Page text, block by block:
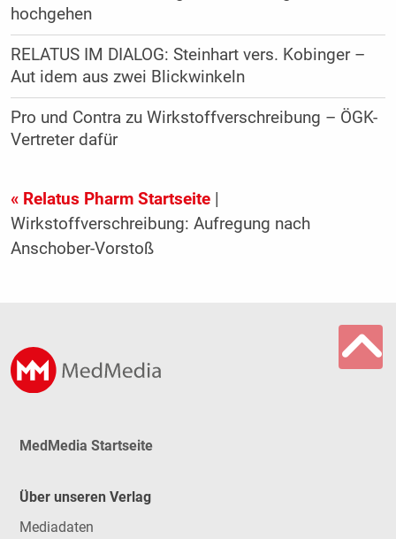
hochgehen
RELATUS IM DIALOG: Steinhart vers. Kobinger –
Aut idem aus zwei Blickwinkeln
Pro und Contra zu Wirkstoffverschreibung – ÖGK-
Vertreter dafür
« Relatus Pharm Startseite|
Wirkstoffverschreibung: Aufregung nach
Anschober-Vorstoß
MedMedia Startseite
Über unseren Verlag
Mediadaten